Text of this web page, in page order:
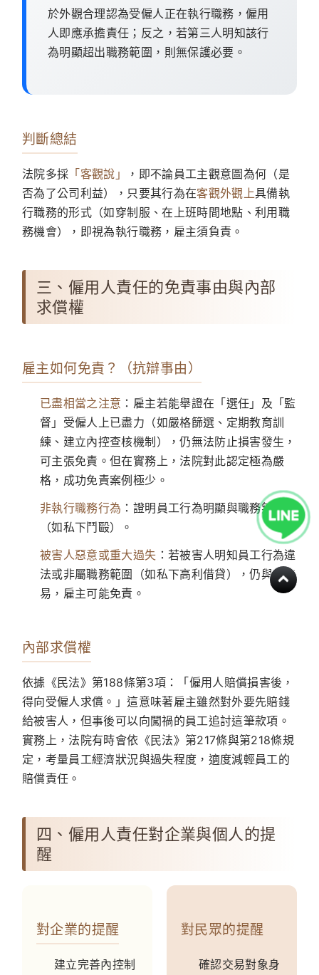
於外觀合理認為受僱人正在執行職務，僱用
人即應承擔責任；反之，若第三人明知該行
為明顯超出職務範圍，則無保護必要。
判斷總結
法院多採 「客觀說」
，即不論員工主觀意圖為何（是
否為了公司利益），只要其行為在客觀外觀上具備執
行職務的形式（如穿制服、在上班時間地點、利用職
務機會），即視為執行職務，雇主須負責。
三、僱用人責任的免責事由與內部
求償權
雇主如何免責？（抗辯事由）
已盡相當之注意 ：雇主若能舉證在「選任」及「監
督」受僱人上已盡力（如嚴格篩選、定期教育訓
練、建立內控查核機制），仍無法防止損害發生，
可主張免責。但在實務上，法院對此認定極為嚴
格，成功免責案例極少。
非執行職務行為 ：證明員工行為明顯與職務無關
（如私下鬥毆）。
被害人惡意或重大過失 ：若被害人明知員工行為違
法或非屬職務範圍（如私下高利借貸），仍與之交
易，雇主可能免責。
內部求償權
依據《民法》第188條第3項：「僱用人賠償損害後，
得向受僱人求償。」這意味著雇主雖然對外要先賠錢
給被害人，但事後可以向闖禍的員工追討這筆款項。
實務上，法院有時會依《民法》第217條與第218條規
定，考量員工經濟狀況與過失程度，適度減輕員工的
賠償責任。
四、僱用人責任對企業與個人的提
醒
對企業的提醒
建立完善內控制
對民眾的提醒
確認交易對象身